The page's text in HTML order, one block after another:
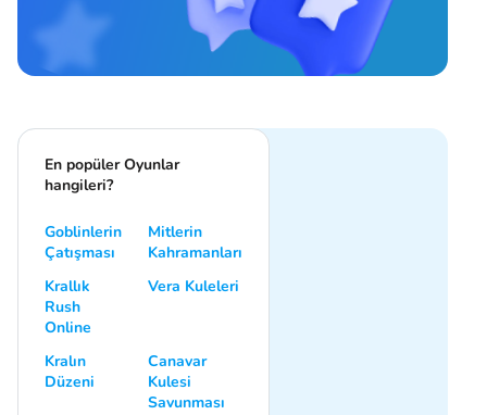
En popüler Oyunlar
hangileri?
Goblinlerin
Çatışması
Mitlerin
Kahramanları
Krallık
Rush
Online
Vera Kuleleri
Kralın
Düzeni
Canavar
Kulesi
Savunması